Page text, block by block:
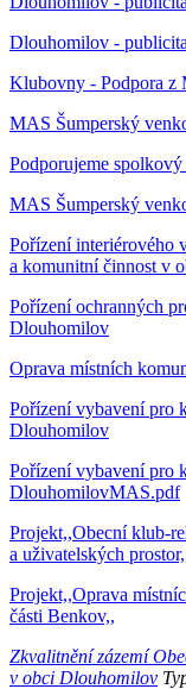
Dlouhomilov -
Klubovny - Podpora z
MAS Šumperský
Podporujeme
MAS Šumperský
Pořízení interiérového
a komunitní činnost v
Pořízení ochranných
Dlouhomilov
Oprava místních
Pořízení vybavení pro
Dlouhomilov
Pořízení vybavení pro
DlouhomilovMAS.pdf
Projekt,,Obecní klub-
a uživatelských
Projekt,,Oprava
části Benkov,,
Zkvalitnění zázemí
v obci Dlouhomilov